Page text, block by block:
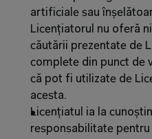
artificiale sau
Licențiatorul nu oferă
căutării prezentate de
complete din punct de
că pot fi utilizate de
acesta.
Licențiatul ia la
responsabilitate